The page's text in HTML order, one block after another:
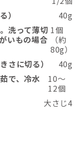
）
40g
洗って薄切
いもの場合
1個
（約
80g）
さに切る）
40g
で、冷水
10～
12個
大さじ4